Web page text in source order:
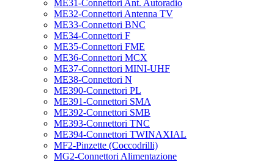
ME31-Connettori Ant. Autoradio
ME32-Connettori Antenna TV
ME33-Connettori BNC
ME34-Connettori F
ME35-Connettori FME
ME36-Connettori MCX
ME37-Connettori MINI-UHF
ME38-Connettori N
ME390-Connettori PL
ME391-Connettori SMA
ME392-Connettori SMB
ME393-Connettori TNC
ME394-Connettori TWINAXIAL
MF2-Pinzette (Coccodrilli)
MG2-Connettori Alimentazione